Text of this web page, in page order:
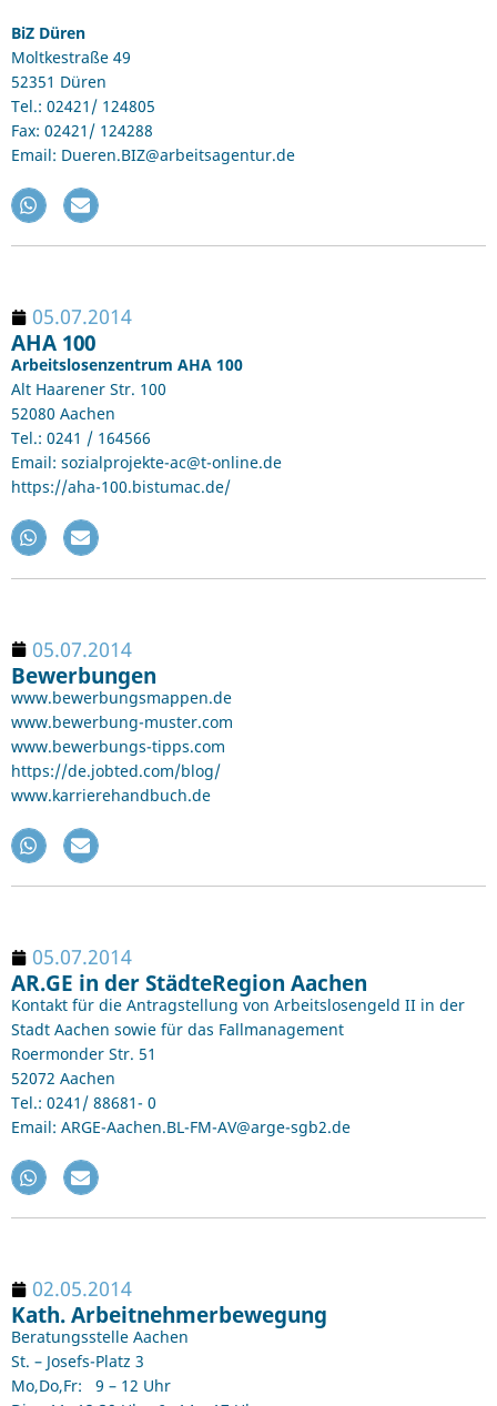
BiZ Düren
Moltkestraße 49
52351 Düren
Tel.: 02421/ 124805
Fax: 02421/ 124288
Email: Dueren.BIZ@arbeitsagentur.de
05.07.2014
AHA 100
Arbeitslosenzentrum AHA 100
Alt Haarener Str. 100
52080 Aachen
Tel.: 0241 / 164566
Email: sozialprojekte-ac@t-online.de
https://aha-100.bistumac.de/
05.07.2014
Bewerbungen
www.bewerbungsmappen.de
www.bewerbung-muster.com
www.bewerbungs-tipps.com
https://de.jobted.com/blog/
www.karrierehandbuch.de
05.07.2014
AR.GE in der StädteRegion Aachen
Kontakt für die Antragstellung von Arbeitslosengeld II in der
Stadt Aachen sowie für das Fallmanagement
Roermonder Str. 51
52072 Aachen
Tel.: 0241/ 88681- 0
Email: ARGE-Aachen.BL-FM-AV@arge-sgb2.de
02.05.2014
Kath. Arbeitnehmerbewegung
Beratungsstelle Aachen
St. – Josefs-Platz 3
Mo,Do,Fr: 9 – 12 Uhr